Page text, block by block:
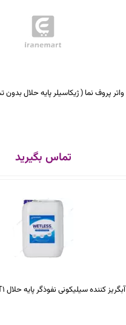
واتر پروف نما ( ژیکاسیلر پایه حلال
تماس بگیرید
آبگریز کننده سیلیکونی نفوذگر پایه حلال WETLESS T1